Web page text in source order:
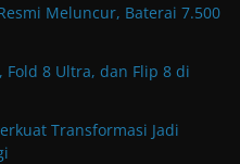
Meluncur, Baterai 7.500
Fold 8 Ultra, dan Flip 8 di
Transformasi Jadi